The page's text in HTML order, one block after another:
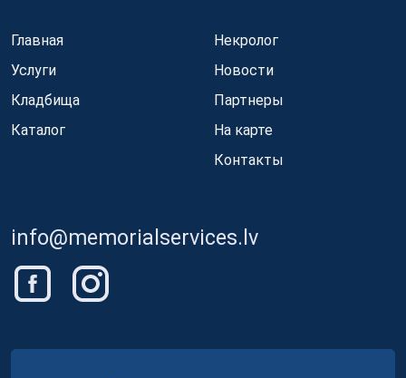
Главная
Услуги
Кладбища
Каталог
Некролог
Новости
Партнеры
На карте
Контакты
info@memorialservices.lv